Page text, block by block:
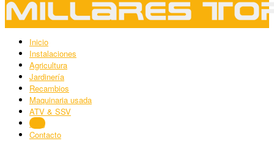
Inicio
Instalaciones
Agricultura
Jardinería
Recambios
Maquinaria usada
ATV & SSV
Blog
Contacto